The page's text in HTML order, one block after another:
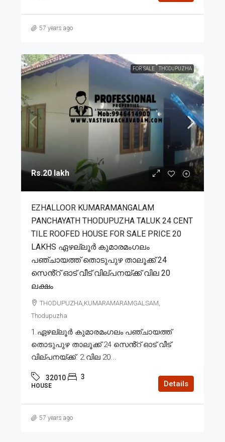
57 years ago
FOR SALE THODUPUZHA
Rs.20 lakh
EZHALLOOR KUMARAMANGALAM
PANCHAYATH THODUPUZHA TALUK 24 CENT
TILE ROOFED HOUSE FOR SALE PRICE 20
LAKHS ഏഴല്ലൂർ കുമാരമംഗലം
പഞ്ചായത്ത് തൊടുപുഴ താലൂക്ക് 24
സെൻ്റ് ഓട് വീട് വില്പനയ്ക്ക് വില 20
ലക്ഷം
THODUPUZHA,KUMARAMARAMGALSAM,
Thodupuzha
1.ഏഴല്ലൂർ കുമാരമംഗലം പഞ്ചായത്ത്
തൊടുപുഴ താലൂക്ക് 24 സെൻ്റ് ഓട് വീട്
വില്പനയ്ക്ക്. 2.വില 20...
32010 3
HOUSE Details
57 years ago